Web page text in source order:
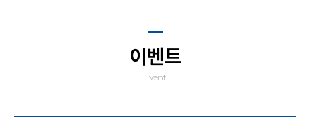
이벤트
Event